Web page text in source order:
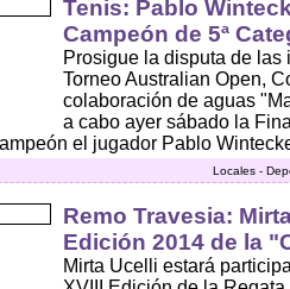
Tenis: Pablo
Campeón de 5ª
Prosigue la disputa de
Torneo Australian Open,
colaboración de aguas
a cabo ayer sábado la
el jugador Pablo
Locales -
Remo Travesia:
Edición 2014 de la
Mirta Ucelli estará